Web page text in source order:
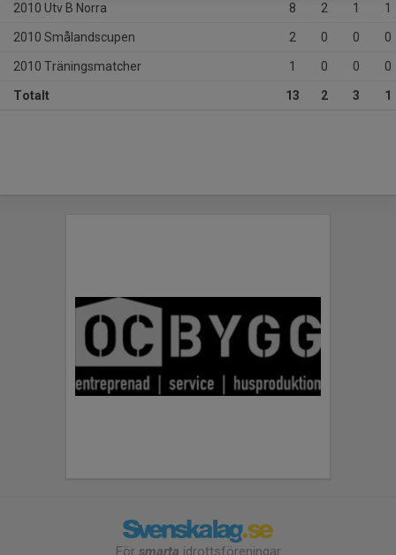
2010 Utv B Norra 8 2 1 1
2010 Smålandscupen 2 0 0 0
2010 Träningsmatcher 1 0 0 0
Totalt 13 2 3 1
För smarta idrottsföreningar